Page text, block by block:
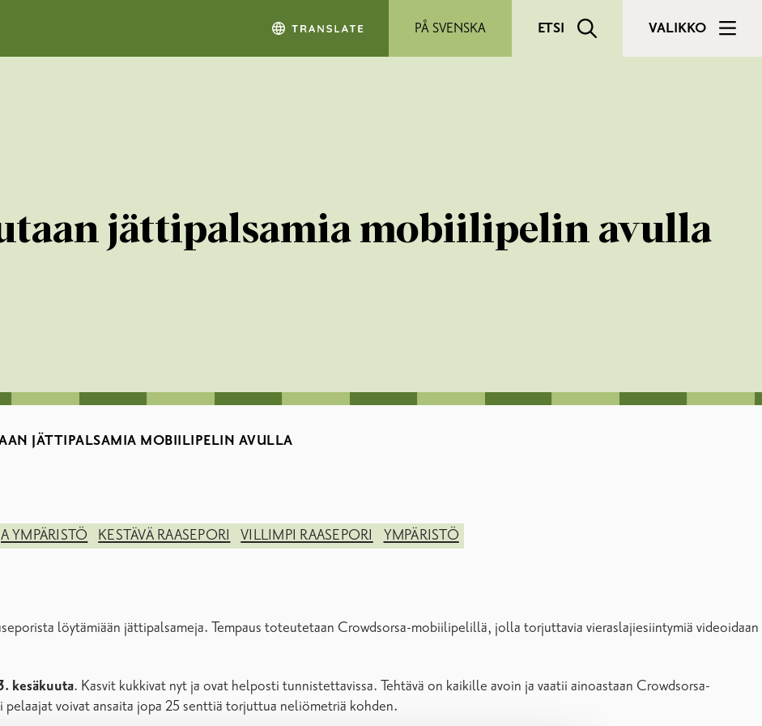
PÅ SVENSKA ETSI VALIKKO
jättipalsamia mobiilipelin avulla
JÄTTIPALSAMIA MOBIILIPELIN AVULLA
YMPÄRISTÖ KESTÄVÄ RAASEPORI VILLIMPI RAASEPORI YMPÄRISTÖ
löytämiään jättipalsameja. Tempaus toteutetaan Crowdsorsa-mobiilipelillä, jolla torjuttavia vieraslajiesiintymiä videoidaan
kesäkuuta. Kasvit kukkivat nyt ja ovat helposti tunnistettavissa. Tehtävä on kaikille avoin ja vaatii ainoastaan Crowdsorsa-
voivat ansaita jopa 25 senttiä torjuttua neliömetriä kohden.